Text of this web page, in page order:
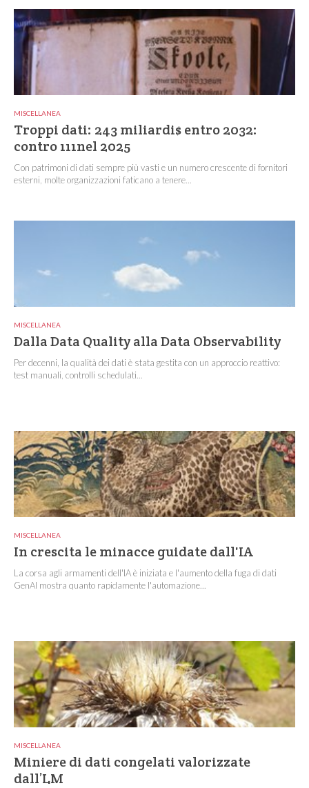
MISCELLANEA
Troppi dati: 243 miliardi$ entro 2032:
contro 111nel 2025
Con patrimoni di dati sempre più vasti e un numero crescente di fornitori
esterni, molte organizzazioni faticano a tenere...
MISCELLANEA
Dalla Data Quality alla Data Observability
Per decenni, la qualità dei dati è stata gestita con un approccio reattivo:
test manuali, controlli schedulati...
MISCELLANEA
In crescita le minacce guidate dall'IA
La corsa agli armamenti dell'IA è iniziata e l'aumento della fuga di dati
GenAI mostra quanto rapidamente l'automazione...
MISCELLANEA
Miniere di dati congelati valorizzate
dall’LM